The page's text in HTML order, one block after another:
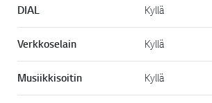
DIAL Kyllä
Verkkoselain Kyllä
Musiikkisoitin Kyllä